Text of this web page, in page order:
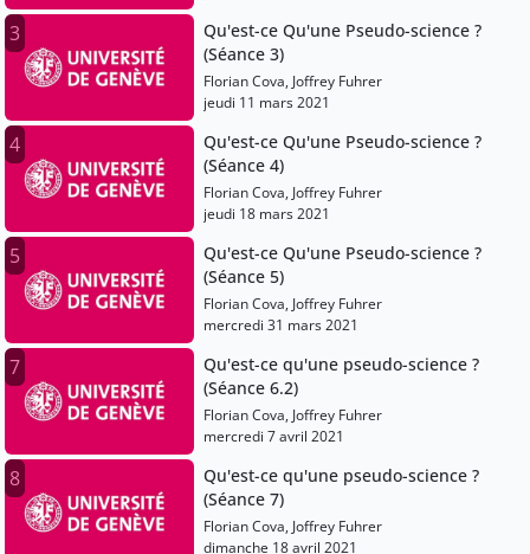
3
Qu'est-ce Qu'une Pseudo-science ?
(Séance 3)
Florian Cova, Joffrey Fuhrer
jeudi 11 mars 2021
4
Qu'est-ce Qu'une Pseudo-science ?
(Séance 4)
Florian Cova, Joffrey Fuhrer
jeudi 18 mars 2021
5
Qu'est-ce Qu'une Pseudo-science ?
(Séance 5)
Florian Cova, Joffrey Fuhrer
mercredi 31 mars 2021
7
Qu'est-ce qu'une pseudo-science ?
(Séance 6.2)
Florian Cova, Joffrey Fuhrer
mercredi 7 avril 2021
8
Qu'est-ce qu'une pseudo-science ?
(Séance 7)
Florian Cova, Joffrey Fuhrer
dimanche 18 avril 2021